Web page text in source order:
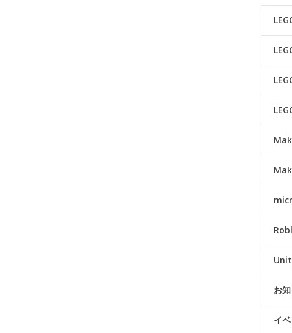
お
イ